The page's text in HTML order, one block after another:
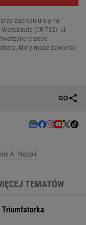
A Napoli
TEMATÓW
Triumfatorka